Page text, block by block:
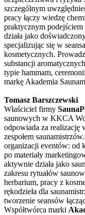
szczególnym
pracy łączy wiedzę
praktycznym
działa jako
specjalizując się w
kosmetycznych.
substancji
typie hammam,
markę Akademia
Tomasz Barszczewski
Właściciel firmy
saunowych w KKCA
odpowiada za realizację
zespołem
organizacji eventów: od
po materiały
aktywnie działa jako
zakresu rytuałów
herbarium, pracy z
rękodzieła dla
tworzenie seansów
Współtwórca marki